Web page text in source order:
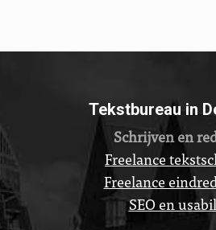
Tekstbureau in
Schrijven en
Freelance
Freelance
SEO en